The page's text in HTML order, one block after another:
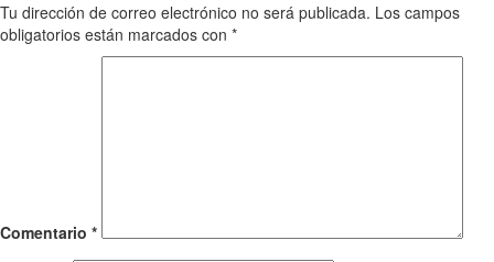
Tu dirección de correo electrónico no será publicada. Los campos
obligatorios están marcados con *
Comentario *